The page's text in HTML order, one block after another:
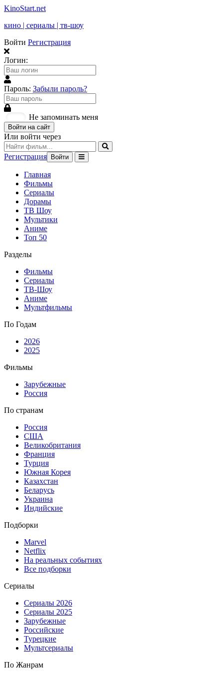
KinoStart.net
кино | сериалы | тв-шоу
Войти Регистрация
Логин:
Пароль: Забыли пароль?
Не запоминать меня
Войти на сайт
Или войти через
Регистрация Войти
Главная
Фильмы
Сериалы
Дорамы
ТВ Шоу
Мультики
Аниме
Топ 50
Разделы
Фильмы
Сериалы
ТВ-Шоу
Аниме
Мультфильмы
По Годам
2026
2025
Фильмы
Зарубежные
Россия
По странам
Россия
США
Великобритания
Франция
Турция
Южная Корея
Казахстан
Беларусь
Украина
Индийские
Подборки
Marvel
Netflix
На реальных событиях
Все подборки
Сериалы
Сериалы 2026
Сериалы 2025
Зарубежные
Российские
Турецкие
Мультсериалы
По Жанрам